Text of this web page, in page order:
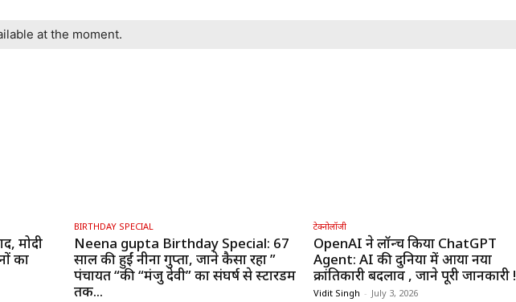
at the moment.
मोदी
का
BIRTHDAY SPECIAL
Neena gupta Birthday Special: 67
साल की हुईं नीना गुप्ता, जाने कैसा रहा ”
पंचायत “की “मंजु देवी” का संघर्ष से स्टारडम
तक...
टेक्नोलॉजी
OpenAI ने लॉन्च किया ChatGPT
Agent: AI की दुनिया में आया नया
क्रांतिकारी बदलाव , जाने पूरी जानकारी !
Vidit Singh - July 3, 2026